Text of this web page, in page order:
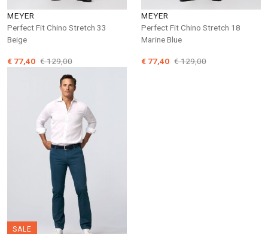
MEYER
Perfect Fit Chino Stretch 33
Beige
€ 77,40 € 129,00
MEYER
Perfect Fit Chino Stretch 18
Marine Blue
€ 77,40 € 129,00
SALE